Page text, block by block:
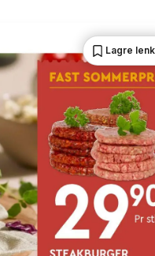
Lagre